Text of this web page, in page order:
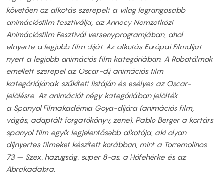
követően az alkotás szerepelt a világ legrangosabb
animációsfilm fesztiválja, az Annecy Nemzetközi
Animációsfilm Fesztivál versenyprogramjában, ahol
elnyerte a legjobb film díját. Az alkotás Európai Filmdíjat
nyert a legjobb animációs film kategóriában. A Robotálmok
emellett szerepel az Oscar-díj animációs film
kategóriájának szűkített listáján és esélyes az Oscar-
jelölésre. Az animációt négy kategóriában jelölték
a Spanyol Filmakadémia Goya-díjára (animációs film,
vágás, adaptált forgatókönyv, zene). Pablo Berger a kortárs
spanyol film egyik legjelentősebb alkotója, aki olyan
díjnyertes filmeket készített korábban, mint a Torremolinos
73 – Szex, hazugság, super 8-as, a Hófehérke és az
Abrakadabra.